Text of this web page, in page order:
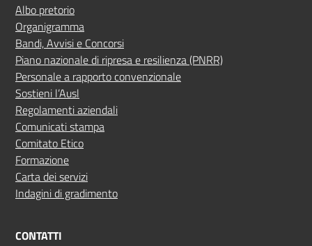
Albo pretorio
Organigramma
Bandi, Avvisi e Concorsi
Piano nazionale di ripresa e resilienza (PNRR)
Personale a rapporto convenzionale
Sostieni l’Ausl
Regolamenti aziendali
Comunicati stampa
Comitato Etico
Formazione
Carta dei servizi
Indagini di gradimento
CONTATTI